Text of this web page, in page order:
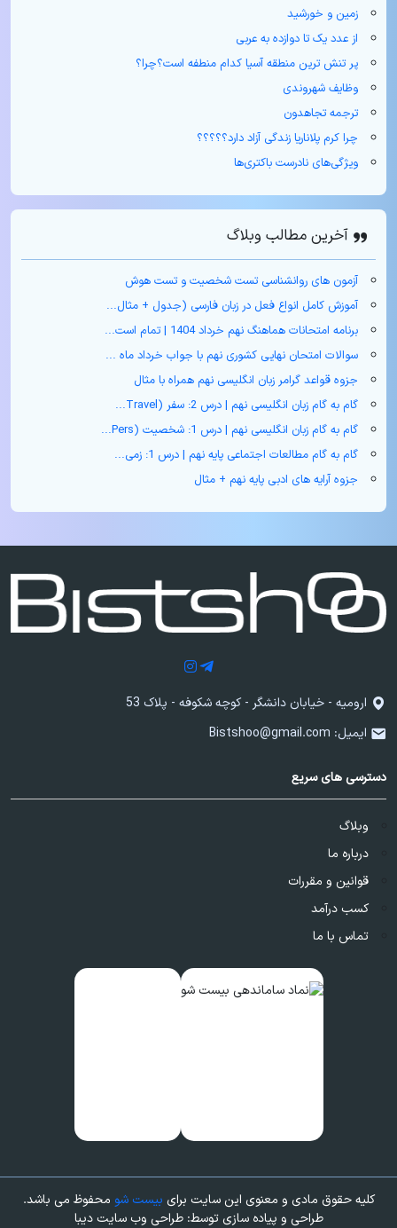
زمین و خورشید
از عدد یک تا دوازده به عربی
پر تنش ترین منطقه آسیا کدام منطفه است؟چرا؟
وظایف شهروندی
ترجمه تجاهدون
چرا کرم پلاناریا زندگی آزاد دارد؟؟؟؟؟
ویژگی‌های نادرست باکتری‌ها
آخرین مطالب وبلاگ
آزمون های روانشناسی تست شخصیت و تست هوش
آموزش کامل انواع فعل در زبان فارسی (جدول + مثال‌...
برنامه امتحانات هماهنگ نهم خرداد 1404 | تمام است...
سوالات امتحان نهایی کشوری نهم با جواب خرداد ماه ...
جزوه قواعد گرامر زبان انگلیسی نهم همراه با مثال
گام به گام زبان انگلیسی نهم | درس 2: سفر (Travel...
گام به گام زبان انگلیسی نهم | درس 1: شخصیت (Pers...
گام به گام مطالعات اجتماعی پایه نهم | درس 1: زمی...
جزوه آرایه های ادبی پایه نهم + مثال
ارومیه - خیابان دانشگر - کوچه شکوفه - پلاک 53
ایمیل: Bistshoo@gmail.com
دسترسی های سریع
وبلاگ
درباره ما
قوانین و مقررات
کسب درآمد
تماس با ما
کلیه حقوق مادی و معنوی این سایت برای بیست شو محفوظ می باشد.
طراحی و پیاده سازی توسط:طراحی وب سایت دیبا